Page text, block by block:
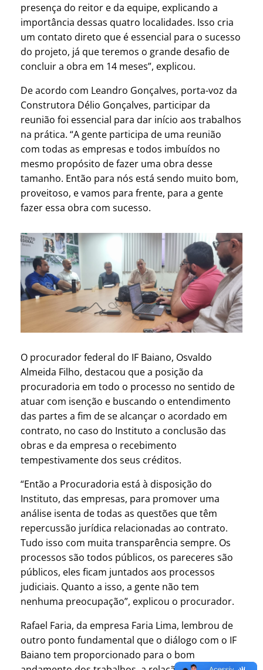
presença do reitor e da equipe, explicando a
importância dessas quatro localidades. Isso cria
um contato direto que é essencial para o sucesso
do projeto, já que teremos o grande desafio de
concluir a obra em 14 meses”, explicou.
De acordo com Leandro Gonçalves, porta-voz da
Construtora Délio Gonçalves, participar da
reunião foi essencial para dar início aos trabalhos
na prática. “A gente participa de uma reunião
com todas as empresas e todos imbuídos no
mesmo propósito de fazer uma obra desse
tamanho. Então para nós está sendo muito bom,
proveitoso, e vamos para frente, para a gente
fazer essa obra com sucesso.
O procurador federal do IF Baiano, Osvaldo
Almeida Filho, destacou que a posição da
procuradoria em todo o processo no sentido de
atuar com isenção e buscando o entendimento
das partes a fim de se alcançar o acordado em
contrato, no caso do Instituto a conclusão das
obras e da empresa o recebimento
tempestivamente dos seus créditos.
“Então a Procuradoria está à disposição do
Instituto, das empresas, para promover uma
análise isenta de todas as questões que têm
repercussão jurídica relacionadas ao contrato.
Tudo isso com muita transparência sempre. Os
processos são todos públicos, os pareceres são
públicos, eles ficam juntados aos processos
judiciais. Quanto a isso, a gente não tem
nenhuma preocupação”, explicou o procurador.
Rafael Faria, da empresa Faria Lima, lembrou de
outro ponto fundamental que o diálogo com o IF
Baiano tem proporcionado para o bom